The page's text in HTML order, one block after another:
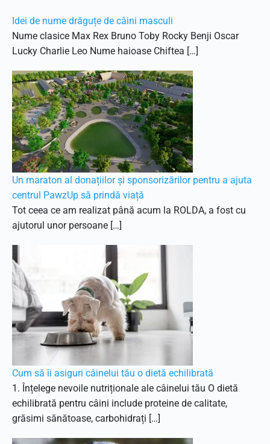
Idei de nume drăguțe de câini masculi
Nume clasice Max Rex Bruno Toby Rocky Benji Oscar
Lucky Charlie Leo Nume haioase Chiftea […]
Un maraton al donațiilor și sponsorizărilor pentru a ajuta
centrul PawzUp să prindă viață
Tot ceea ce am realizat până acum la ROLDA, a fost cu
ajutorul unor persoane […]
Cum să îi asiguri câinelui tău o dietă echilibrată
1. Înțelege nevoile nutriționale ale câinelui tău O dietă
echilibrată pentru câini include proteine de calitate,
grăsimi sănătoase, carbohidrați […]